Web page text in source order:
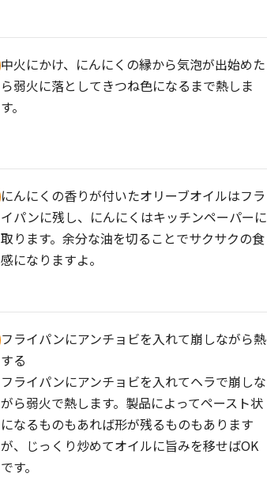
中火にかけ、にんにくの縁から気泡が出始めた
ら弱火に落としてきつね色になるまで熱しま
す。
にんにくの香りが付いたオリーブオイルはフラ
イパンに残し、にんにくはキッチンペーパーに
取ります。余分な油を切ることでサクサクの食
感になりますよ。
フライパンにアンチョビを入れて崩しながら熱
する
フライパンにアンチョビを入れてヘラで崩しな
がら弱火で熱します。製品によってペースト状
になるものもあれば形が残るものもあります
が、じっくり炒めてオイルに旨みを移せばOK
です。